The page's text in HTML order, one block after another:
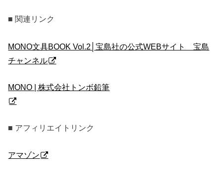
■ 関連リンク
MONO文具BOOK Vol.2│宝島社の公式WEBサイト 宝島
チャンネル
MONO | 株式会社トンボ鉛筆
■ アフィリエイトリンク
アマゾン